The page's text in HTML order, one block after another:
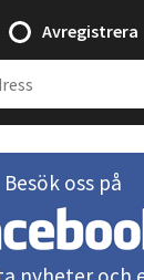
Avregistrera
Besök oss på